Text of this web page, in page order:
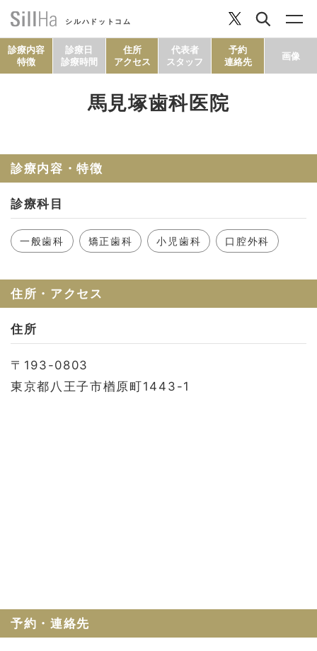
シルハドットコム
セルフチェック
診療内容
特徴
診療日
診療時間
住所
アクセス
代表者
スタッフ
予約
連絡先
画像
馬見塚歯科医院
診療内容・特徴
診療科目
一般歯科 矯正歯科 小児歯科 口腔外科
住所・アクセス
住所
〒193-0803
東京都八王子市楢原町1443-1
予約・連絡先